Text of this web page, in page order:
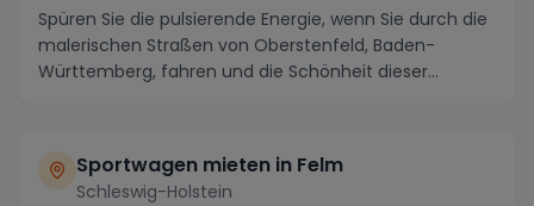
Spüren Sie die pulsierende Energie, wenn Sie durch die
malerischen Straßen von Oberstenfeld, Baden-
Württemberg, fahren und die Schönheit dieser
Sportwagen mieten in Felm
Schleswig-Holstein